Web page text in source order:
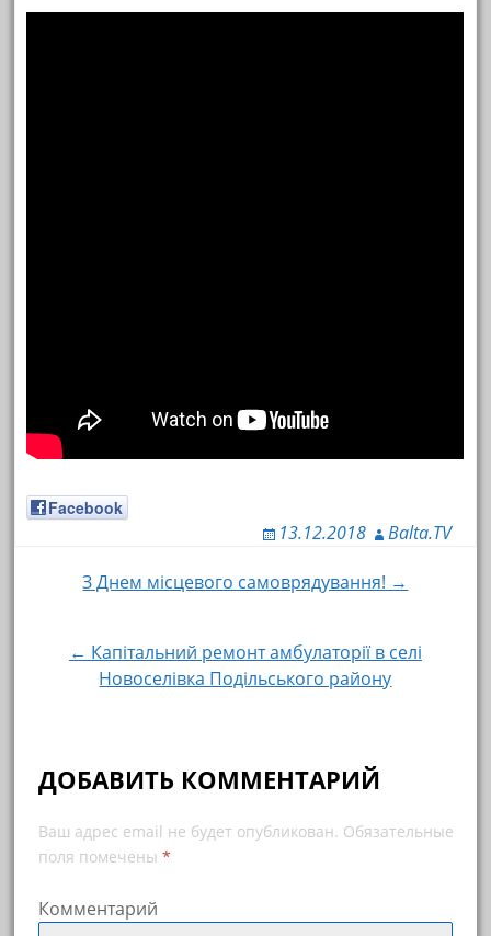
Facebook
13.12.2018 Balta.TV
Навигация по записям
З Днем місцевого самоврядування! →
← Капітальний ремонт амбулаторії в селі
Новоселівка Подільського району
ДОБАВИТЬ КОММЕНТАРИЙ
Ваш адрес email не будет опубликован. Обязательные
поля помечены *
Комментарий